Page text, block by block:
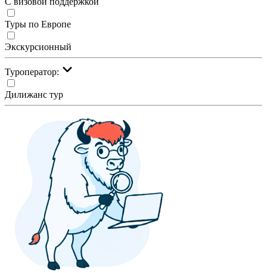
Туры по Европе
Экскурсионный
Туроператор:
Дилижанс тур